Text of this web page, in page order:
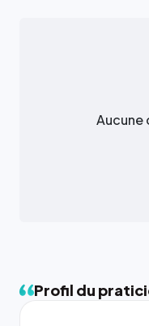
Aucune
Profil du